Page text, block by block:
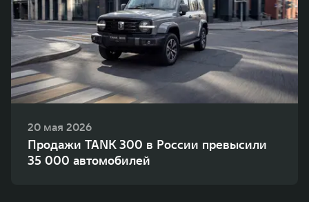
20 мая 2026
Продажи TANK 300 в России превысили
35 000 автомобилей